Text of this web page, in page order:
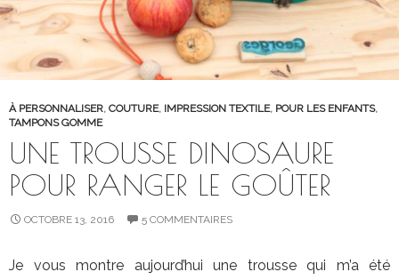
À PERSONNALISER, COUTURE, IMPRESSION TEXTILE, POUR LES ENFANTS,
TAMPONS GOMME
UNE TROUSSE DINOSAURE
POUR RANGER LE GOÛTER
OCTOBRE 13, 2016 5 COMMENTAIRES
Je vous montre aujourd’hui une trousse qui m’a été